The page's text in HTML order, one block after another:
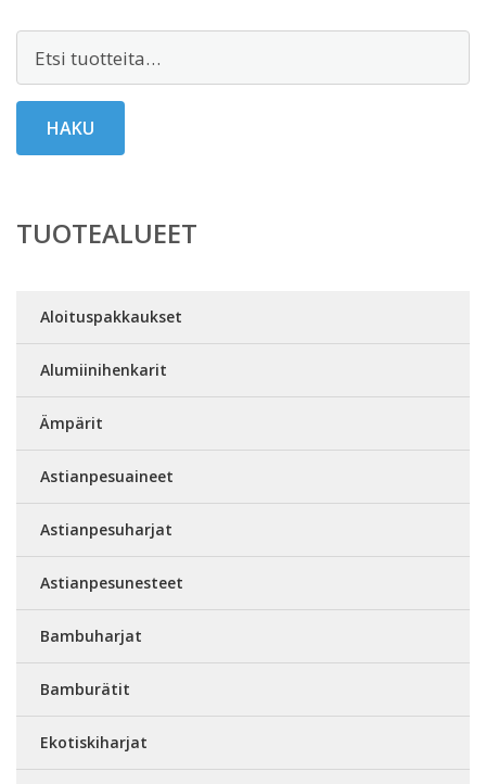
HAKU
TUOTEALUEET
Aloituspakkaukset
Alumiinihenkarit
Ämpärit
Astianpesuaineet
Astianpesuharjat
Astianpesunesteet
Bambuharjat
Bamburätit
Ekotiskiharjat